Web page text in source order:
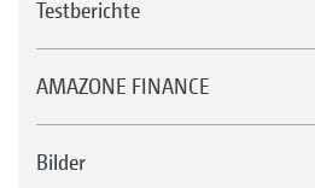
Testberichte
AMAZONE FINANCE
Bilder